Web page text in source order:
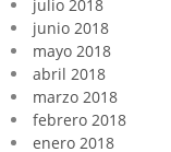
julio 2018
junio 2018
mayo 2018
abril 2018
marzo 2018
febrero 2018
enero 2018